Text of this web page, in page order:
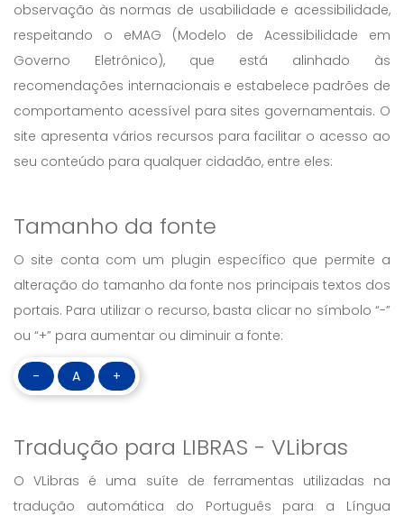
observação às normas de usabilidade e acessibilidade,
respeitando o eMAG (Modelo de Acessibilidade em
Governo Eletrônico), que está alinhado às
recomendações internacionais e estabelece padrões de
comportamento acessível para sites governamentais. O
site apresenta vários recursos para facilitar o acesso ao
seu conteúdo para qualquer cidadão, entre eles:
Tamanho da fonte
O site conta com um plugin específico que permite a
alteração do tamanho da fonte nos principais textos dos
portais. Para utilizar o recurso, basta clicar no símbolo “-”
ou “+” para aumentar ou diminuir a fonte:
- A +
Tradução para LIBRAS - VLibras
O VLibras é uma suíte de ferramentas utilizadas na
tradução automática do Português para a Língua